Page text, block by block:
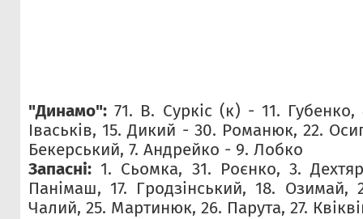
"Динамо": 71. В. Суркіс (к) - 11.
Іваськів, 15. Дикий - 30. Романюк, 22.
Бекерський, 7. Андрейко - 9. Лобко
Запасні: 1. Сьомка, 31. Роєнко, 3.
Панімаш, 17. Гродзінський, 18. Озимай,
Чалий, 25. Мартинюк, 26. Парута, 27.